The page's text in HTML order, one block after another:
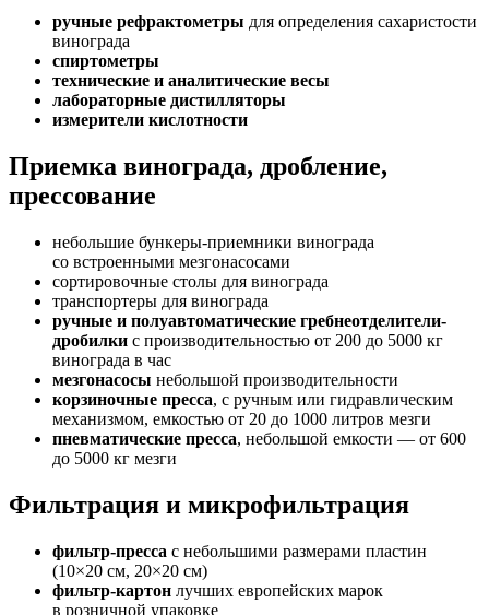
ручные рефрактометры для определения сахаристости
винограда
спиртометры
технические и аналитические весы
лабораторные дистилляторы
измерители кислотности
Приемка винограда, дробление,
прессование
небольшие бункеры-приемники винограда
со встроенными мезгонасосами
сортировочные столы для винограда
транспортеры для винограда
ручные и полуавтоматические гребнеотделители-
дробилки с производительностью от 200 до 5000 кг
винограда в час
мезгонасосы небольшой производительности
корзиночные пресса, с ручным или гидравлическим
механизмом, емкостью от 20 до 1000 литров мезги
пневматические пресса, небольшой емкости — от 600
до 5000 кг мезги
Фильтрация и микрофильтрация
фильтр-пресса с небольшими размерами пластин
(10×20 см, 20×20 см)
фильтр-картон лучших европейских марок
в розничной упаковке